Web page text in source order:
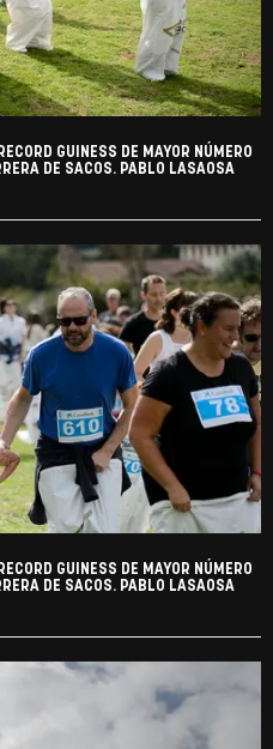
GUINESS DE MAYOR NÚMERO
DE SACOS. PABLO LASAOSA
GUINESS DE MAYOR NÚMERO
DE SACOS. PABLO LASAOSA